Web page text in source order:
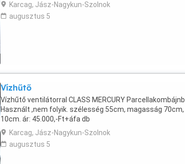
Karcag, Jász-Nagykun-Szolnok
augusztus 5
Vízhűtő
Vízhűtő ventilátorral CLASS MERCURY
Használt ,nem folyik. szélesség 55cm, magasság
10cm. ár: 45.000,-Ft+áfa db
Karcag, Jász-Nagykun-Szolnok
augusztus 5